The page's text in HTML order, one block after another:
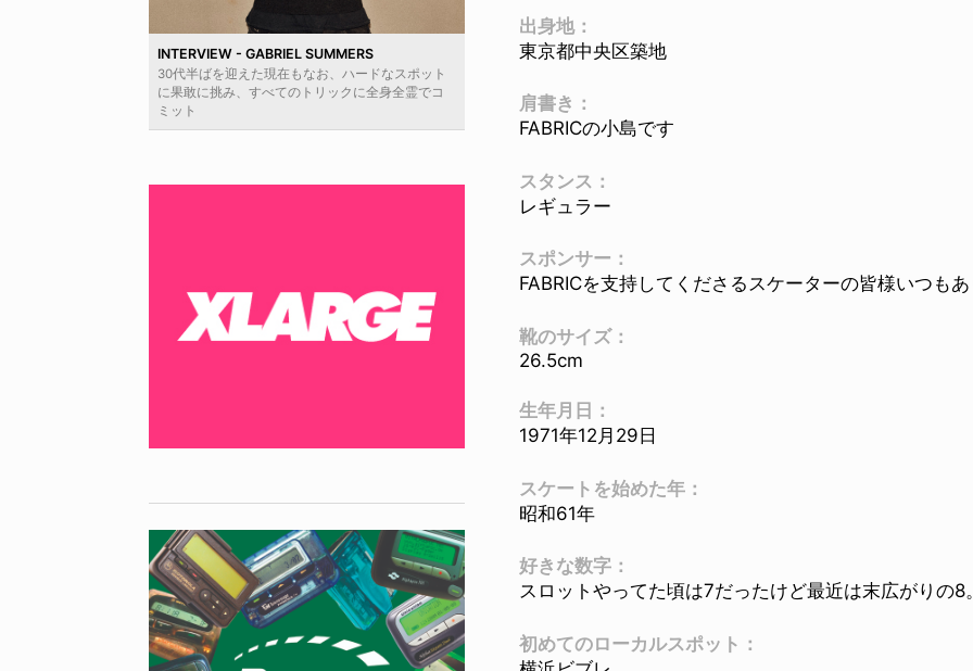
INTERVIEW - GABRIEL SUMMERS
30代半ばを迎えた現在もなお、ハードなスポット
に果敢に挑み、すべてのトリックに全身全霊でコ
ミット
出身地：
東京都中央区築地
肩書き：
FABRICの小島です
スタンス：
レギュラー
スポンサー：
FABRICを支持してくださるスケーターの皆様いつもあ
靴のサイズ：
26.5cm
生年月日：
1971年12月29日
スケートを始めた年：
昭和61年
好きな数字：
スロットやってた頃は7だったけど最近は末広がりの8。
初めてのローカルスポット：